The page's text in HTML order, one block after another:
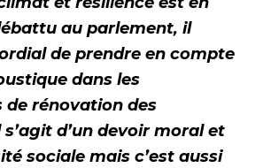
au parlement, il
de prendre en compte
dans les
rénovation des
d’un devoir moral et
sociale mais c’est aussi